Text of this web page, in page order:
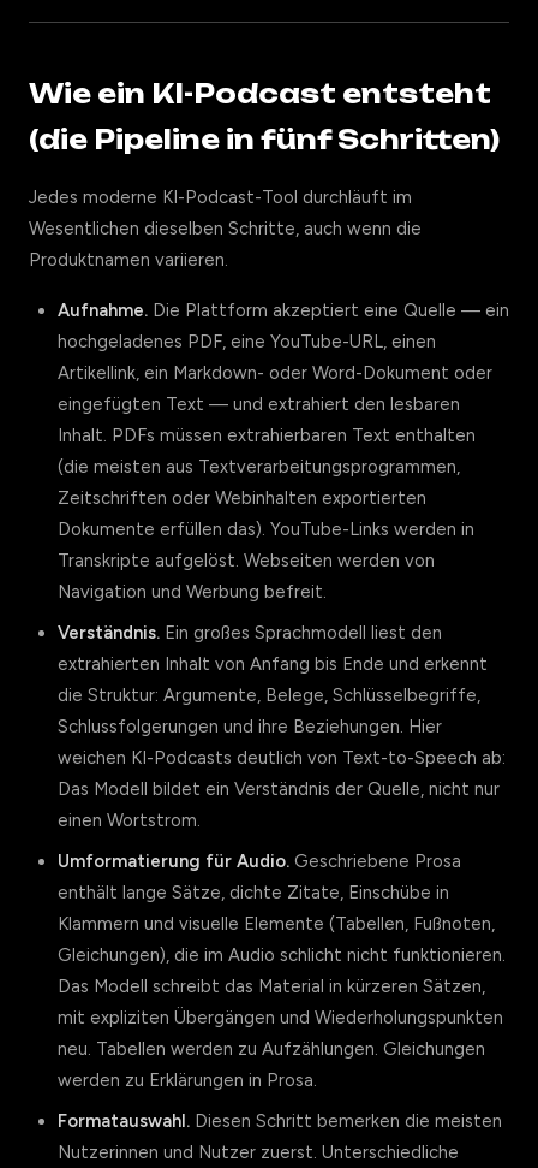
Wie ein KI-Podcast entsteht
(die Pipeline in fünf Schritten)
Jedes moderne KI-Podcast-Tool durchläuft im
Wesentlichen dieselben Schritte, auch wenn die
Produktnamen variieren.
Aufnahme. Die Plattform akzeptiert eine Quelle — ein
hochgeladenes PDF, eine YouTube-URL, einen
Artikellink, ein Markdown- oder Word-Dokument oder
eingefügten Text — und extrahiert den lesbaren
Inhalt. PDFs müssen extrahierbaren Text enthalten
(die meisten aus Textverarbeitungsprogrammen,
Zeitschriften oder Webinhalten exportierten
Dokumente erfüllen das). YouTube-Links werden in
Transkripte aufgelöst. Webseiten werden von
Navigation und Werbung befreit.
Verständnis. Ein großes Sprachmodell liest den
extrahierten Inhalt von Anfang bis Ende und erkennt
die Struktur: Argumente, Belege, Schlüsselbegriffe,
Schlussfolgerungen und ihre Beziehungen. Hier
weichen KI-Podcasts deutlich von Text-to-Speech ab:
Das Modell bildet ein Verständnis der Quelle, nicht nur
einen Wortstrom.
Umformatierung für Audio. Geschriebene Prosa
enthält lange Sätze, dichte Zitate, Einschübe in
Klammern und visuelle Elemente (Tabellen, Fußnoten,
Gleichungen), die im Audio schlicht nicht funktionieren.
Das Modell schreibt das Material in kürzeren Sätzen,
mit expliziten Übergängen und Wiederholungspunkten
neu. Tabellen werden zu Aufzählungen. Gleichungen
werden zu Erklärungen in Prosa.
Formatauswahl. Diesen Schritt bemerken die meisten
Nutzerinnen und Nutzer zuerst. Unterschiedliche